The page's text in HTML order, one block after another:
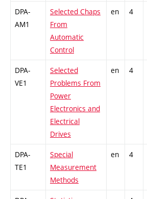
DPA-
AM1
Selected Chaps
From
Automatic
Control
en 4
DPA-
VE1
Selected
Problems From
Power
Electronics and
Electrical
Drives
en 4
DPA-
TE1
Special
Measurement
Methods
en 4